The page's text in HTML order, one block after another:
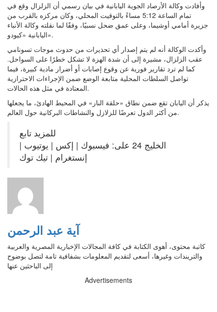
وأفادت وكالة الأرصاد الجوية اليابانية في بيان رسمي أن الزلزال وقع في
تمام الساعة 5:12 مساءً بالتوقيت المحلي، وكان مركزه بالقرب من
جزيرة أمامي أوشيما، وعلى عمق ضحل نسبيًا، وفقًا لما نقلته وكالة الأنباء
اليابانية «كيودو».
وأكدت الوكالة أنه لم يتم إصدار أي تحذيرات من حدوث موجات تسونامي
عقب الزلزال، مشيرة إلى أن شدة الهزة لا تشكل خطرًا على السواحل.
كما لم ترد تقارير فورية عن وقوع إصابات أو أضرار مادية كبيرة، فيما
تواصل السلطات المحلية متابعة الوضع ضمن الإجراءات الاحترازية
المعتادة في مثل هذه الحالات.
يذكر أن اليابان تقع ضمن نطاق «حلقة النار» في المحيط الهادئ، ما يجعلها
من أكثر الدول تعرضًا للزلازل والنشاطات البركانية حول العالم.
للمزيد تابع
الخليج 24 على: فيسبوك | إكس | يوتيوب |
إنستغرام | تيك توك
آية عبد الرحمن
كاتبة محتوى، أهوى الكتابة في كافة المجالات الإخبارية المصرية والعربية
والتريندات وغيرها، أسعى لتقديم المعلومات بشفافية تامة لتصل بوضوح
إلى الباحثين عنها
Advertisements